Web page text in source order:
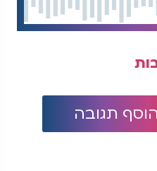
הוסף תגובה